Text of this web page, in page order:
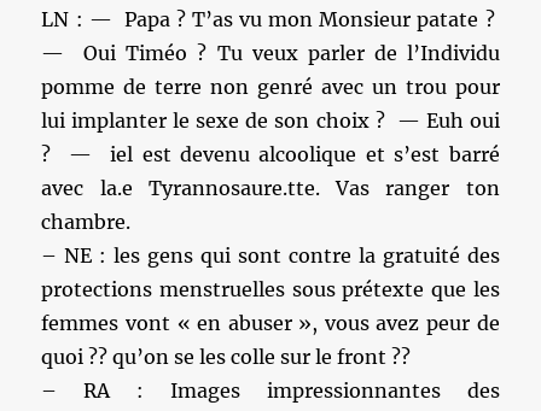
LN : — Papa ? T’as vu mon Monsieur patate ?
— Oui Timéo ? Tu veux parler de l’Individu
pomme de terre non genré avec un trou pour
lui implanter le sexe de son choix ? — Euh oui
? — iel est devenu alcoolique et s’est barré
avec la.e Tyrannosaure.tte. Vas ranger ton
chambre.
– NE : les gens qui sont contre la gratuité des
protections menstruelles sous prétexte que les
femmes vont « en abuser », vous avez peur de
quoi ?? qu’on se les colle sur le front ??
– RA : Images impressionnantes des